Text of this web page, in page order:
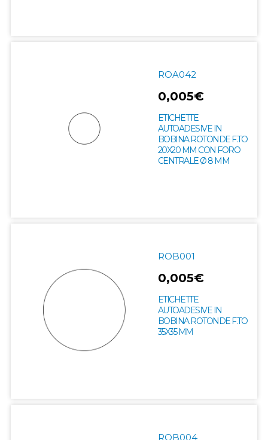
ROA042
0,005€
ETICHETTE
AUTOADESIVE IN
BOBINA ROTONDE F.TO
20X20 MM CON FORO
CENTRALE Ø 8 MM
ROB001
0,005€
ETICHETTE
AUTOADESIVE IN
BOBINA ROTONDE F.TO
35X35 MM
ROB004